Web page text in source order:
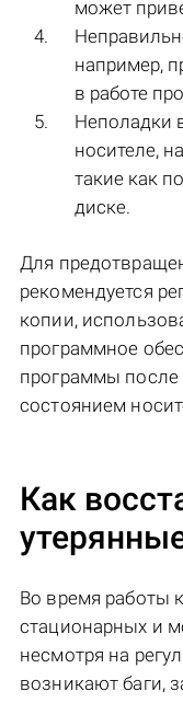
может
например,
в работе
Неполадки
носителе,
такие как
диске.
Для
рекомендуется
копии,
программное
программы после
состоянием
Как
Во время работы
стационарных и
несмотря на
возникают баги,